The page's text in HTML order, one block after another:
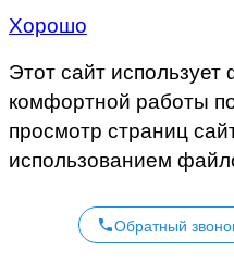
Хорошо
Этот сайт
комфортной работы
просмотр страниц
использованием
Обратный